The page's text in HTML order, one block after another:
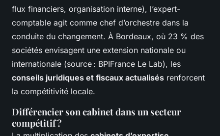
flux financiers, organisation interne), l’expert-
comptable agit comme chef d’orchestre dans la
conduite du changement. À Bordeaux, où 23 % des
sociétés envisagent une extension nationale ou
internationale (source : BPIFrance Le Lab), les
conseils juridiques et fiscaux actualisés renforcent
la compétitivité locale.
Différencier son cabinet dans un secteur
compétitif ?